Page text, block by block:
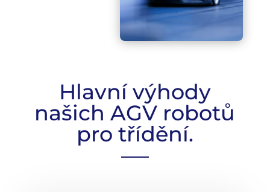
Hlavní výhody
našich AGV robotů
pro třídění.